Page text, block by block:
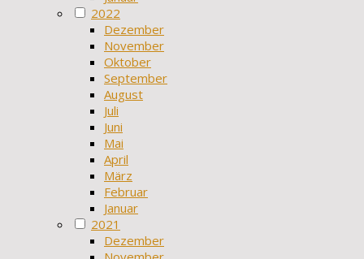
2022
Dezember
November
Oktober
September
August
Juli
Juni
Mai
April
März
Februar
Januar
2021
Dezember